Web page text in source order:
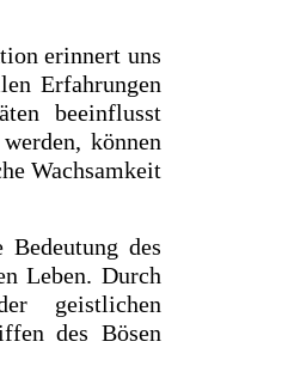
erinnert uns
Erfahrungen
beeinflusst
können
Wachsamkeit
des
Leben. Durch
geistlichen
des Bösen